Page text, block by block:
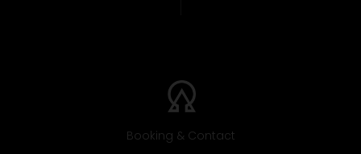
Booking & Contact